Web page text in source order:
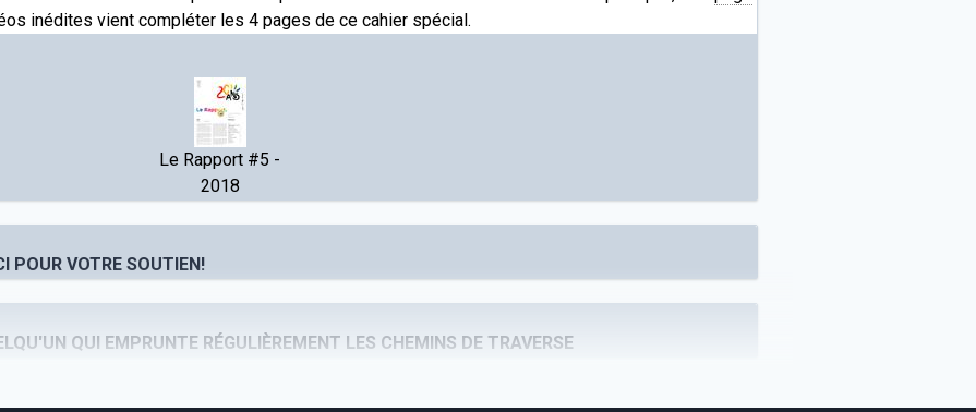
inédites vient compléter les 4 pages de ce cahier spécial.
Le Rapport #5 -
2018
POUR VOTRE SOUTIEN!
QUI EMPRUNTE RÉGULIÈREMENT LES CHEMINS DE TRAVERSE